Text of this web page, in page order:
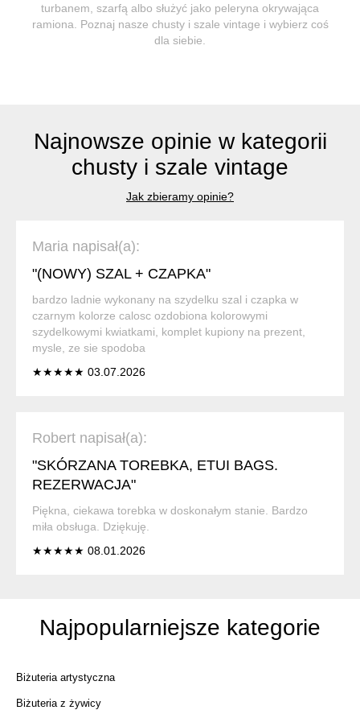
turbanem, szarfą albo służyć jako peleryna okrywająca
ramiona. Poznaj nasze chusty i szale vintage i wybierz coś
dla siebie.
Najnowsze opinie w kategorii
chusty i szale vintage
Jak zbieramy opinie?
Maria napisał(a):
"(NOWY) SZAL + CZAPKA"
bardzo ladnie wykonany na szydelku szal i czapka w
czarnym kolorze calosc ozdobiona kolorowymi
szydelkowymi kwiatkami, komplet kupiony na prezent,
mysle, ze sie spodoba
★★★★★ 03.07.2026
Robert napisał(a):
"SKÓRZANA TOREBKA, ETUI BAGS.
REZERWACJA"
Piękna, ciekawa torebka w doskonałym stanie. Bardzo
miła obsługa. Dziękuję.
★★★★★ 08.01.2026
Najpopularniejsze kategorie
Biżuteria artystyczna
Biżuteria z żywicy